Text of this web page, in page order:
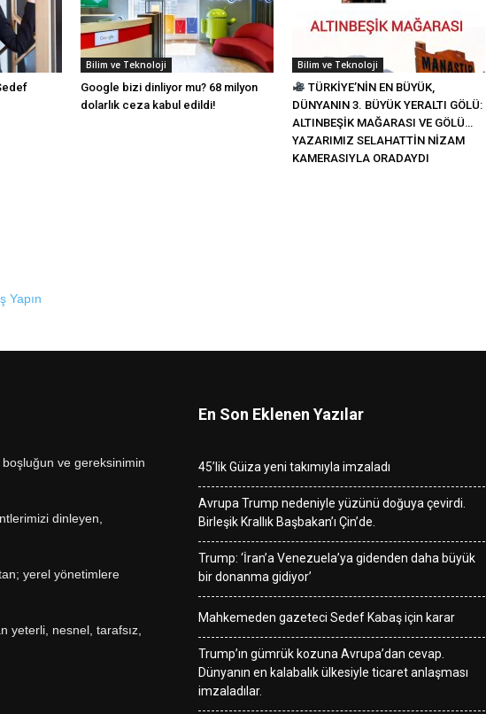
Bilim ve Teknoloji
Google bizi dinliyor mu? 68 milyon
dolarlık ceza kabul edildi!
Bilim ve Teknoloji
TÜRKİYE’NİN EN BÜYÜK,
DÜNYANIN 3. BÜYÜK YERALTI GÖLÜ:
ALTINBEŞİK MAĞARASI VE GÖLÜ…
YAZARIMIZ SELAHATTİN NİZAM
KAMERASIYLA ORADAYDI
Yapın
ve gereksinimin
dinleyen,
yerel yönetimlere
yeterli, nesnel, tarafsız,
En Son Eklenen Yazılar
45’lik Güiza yeni takımıyla imzaladı
Avrupa Trump nedeniyle yüzünü doğuya çevirdi.
Birleşik Krallık Başbakan’ı Çin’de.
Trump: ‘İran’a Venezuela’ya gidenden daha büyük
bir donanma gidiyor’
Mahkemeden gazeteci Sedef Kabaş için karar
Trump’ın gümrük kozuna Avrupa’dan cevap.
Dünyanın en kalabalık ülkesiyle ticaret anlaşması
imzaladılar.